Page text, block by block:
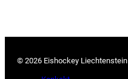
© 2026 Eishockey Liechtenstein